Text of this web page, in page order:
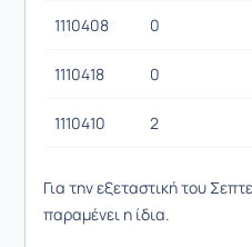
1110408 0
1110418 0
1110410 2
Για την εξεταστική του
παραμένει η ίδια.